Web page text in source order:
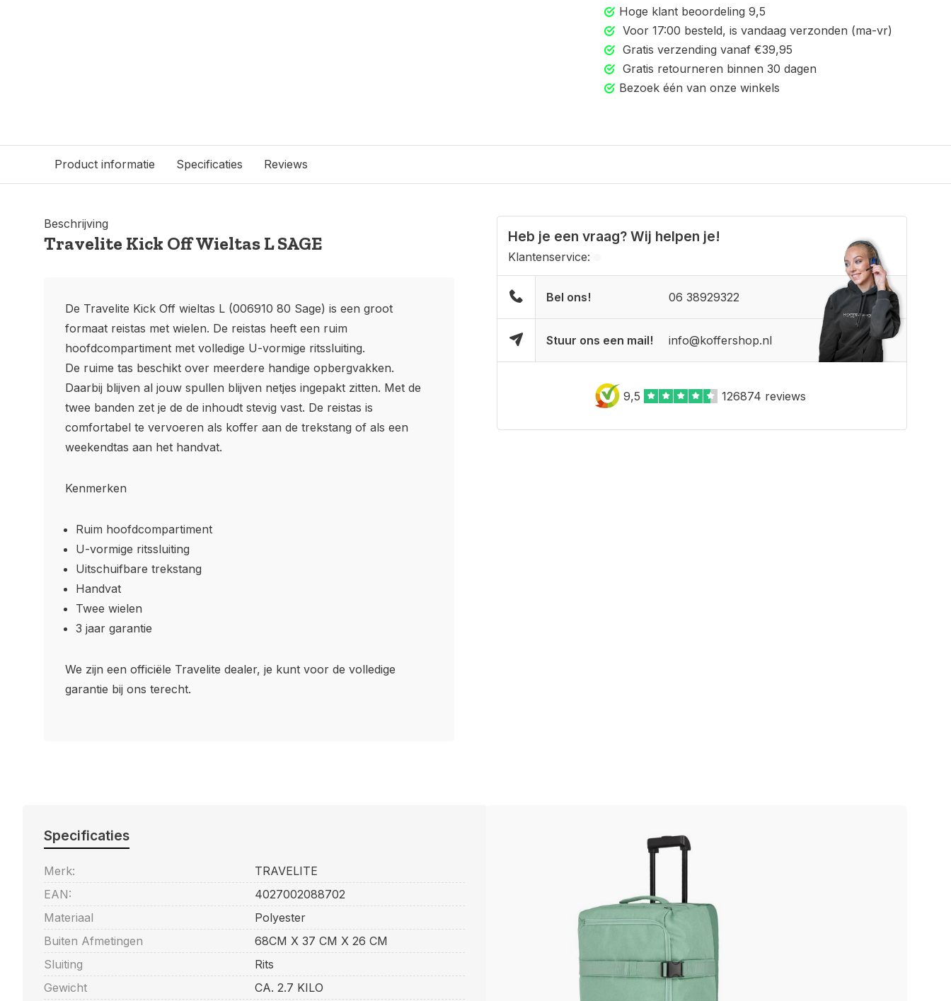
Hoge klant beoordeling 9,5
Voor 17:00 besteld, is vandaag verzonden (ma-vr)
Gratis verzending vanaf €39,95
Gratis retourneren binnen 30 dagen
Bezoek één van onze winkels
Product informatie Specificaties Reviews
Beschrijving
Travelite Kick Off Wieltas L SAGE
De Travelite Kick Off wieltas L (006910 80 Sage) is een groot
formaat reistas met wielen. De reistas heeft een ruim
hoofdcompartiment met volledige U-vormige ritssluiting.
De ruime tas beschikt over meerdere handige opbergvakken.
Daarbij blijven al jouw spullen blijven netjes ingepakt zitten. Met de
twee banden zet je de de inhoudt stevig vast. De reistas is
comfortabel te vervoeren als koffer aan de trekstang of als een
weekendtas aan het handvat.
Kenmerken
Ruim hoofdcompartiment
U-vormige ritssluiting
Uitschuifbare trekstang
Handvat
Twee wielen
3 jaar garantie
We zijn een officiële Travelite dealer, je kunt voor de volledige
garantie bij ons terecht.
Heb je een vraag? Wij helpen je!
Klantenservice:
Bel ons! 06 38929322
Stuur ons een mail! info@koffershop.nl
9,5 126874 reviews
Specificaties
Merk:
TRAVELITE
EAN:
4027002088702
Materiaal
Polyester
Buiten Afmetingen
68CM X 37 CM X 26 CM
Sluiting
Rits
Gewicht
CA. 2.7 KILO